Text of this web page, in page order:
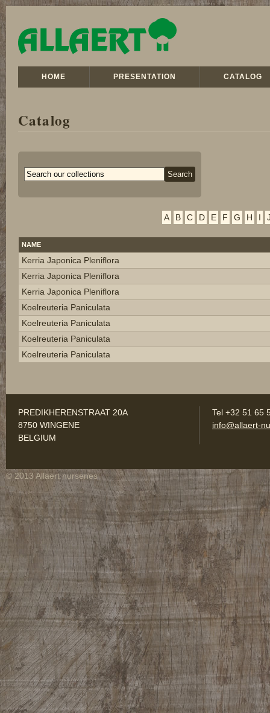
HOME PRESENTATION CATALOG
Catalog
A B C D E F G H I
NAME
Kerria Japonica Pleniflora
Kerria Japonica Pleniflora
Kerria Japonica Pleniflora
Koelreuteria Paniculata
Koelreuteria Paniculata
Koelreuteria Paniculata
Koelreuteria Paniculata
PREDIKHERENSTRAAT 20A
8750 WINGENE
BELGIUM
Tel +32 51 65
info@allaert-
© 2013 Allaert nurseries